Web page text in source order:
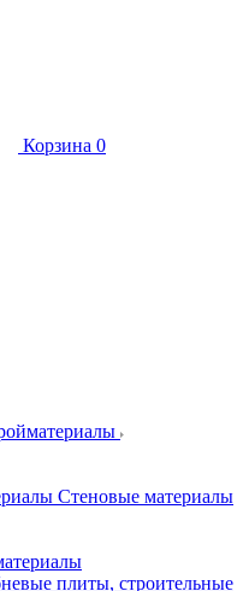
Корзина 0
Стеновые материалы